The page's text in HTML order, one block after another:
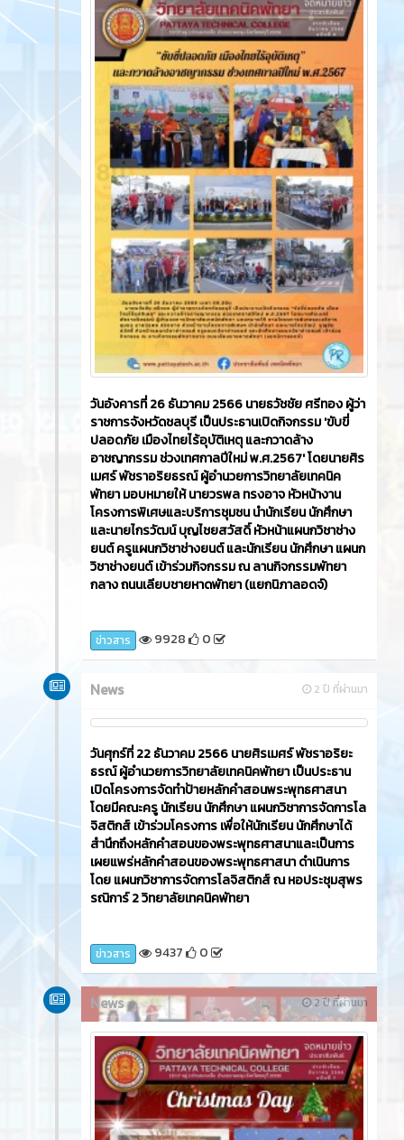
วันอังคารที่ 26 ธันวาคม 2566​ นายธวัชชัย ศรีทอง ผู้ว่า
ราชการจังหวัดชลบุรี เป็นประธานเปิดกิจกรรม 'ขับขี่
ปลอดภัย เมืองไทยไร้อุบัติเหตุ และกวาดล้าง
อาชญากรรม ช่วงเทศกาลปีใหม่ พ.ศ.2567' โดยนายศิร
เมศร์ พัชราอริยธรณ์ ผู้อำนวยการวิทยาลัยเทคนิค
พัทยา มอบหมายให้ นายวรพล ทรงอาจ หัวหน้างาน
โครงการพิเศษและบริการชุมชน นำนักเรียน นักศึกษา
และนายไกรวัฒน์ บุญไชยสวัสดิ์ หัวหน้าแผนกวิชาช่าง
ยนต์ ครูแผนกวิชาช่างยนต์ และนักเรียน นักศึกษา แผนก
วิชาช่างยนต์ เข้าร่วมกิจกรรม ณ ลานกิจกรรมพัทยา
กลาง ถนนเลียบชายหาดพัทยา (แยกนิภาลอดจ์)
ข่าวสาร 9928 0
2 ปี ที่ผ่านมา
News
วันศุกร์ที่ 22 ธันวาคม 2566​ นายศิรเมศร์ พัชราอริยะ
ธรณ์ ผู้อำนวยการวิทยาลัยเทคนิคพัทยา เป็นประธาน
เปิดโครงการจัดทำป้ายหลักคำสอนพระพุทธศาสนา
โดยมีคณะครู นักเรียน นักศึกษา แผนกวิชาการจัดการโล
จิสติกส์ เข้าร่วมโครงการ เพื่อให้นักเรียน นักศึกษาได้
สำนึกถึงหลักคำสอนของพระพุทธศาสนาและเป็นการ
เผยแพร่หลักคำสอนของพระพุทธศาสนา ดำเนินการ
โดย แผนกวิชาการจัดการโลจิสติกส์ ณ หอประชุมสุพร
รณิการ์ 2 วิทยาลัยเทคนิคพัทยา
ข่าวสาร 9437 0
2 ปี ที่ผ่านมา
News